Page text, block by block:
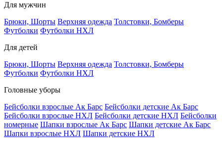
Для мужчин
Брюки, Шорты Верхняя одежда Толстовки, Бомберы
Футболки Футболки НХЛ
Для детей
Брюки, Шорты Верхняя одежда Толстовки, Бомберы
Футболки Футболки НХЛ
Головные уборы
Бейсболки взрослые Ак Барс Бейсболки детские Ак Барс
Бейсболки взрослые НХЛ Бейсболки детские НХЛ Бейсболки
номерные Шапки взрослые Ак Барс Шапки детские Ак Барс
Шапки взрослые НХЛ Шапки детские НХЛ